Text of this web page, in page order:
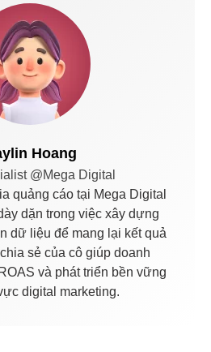
Hoang
@Mega Digital
quảng cáo tại Mega Digital
dặn trong việc xây dựng
dữ liệu để mang lại kết quả
sẻ của cô giúp doanh
và phát triển bền vững
digital marketing.